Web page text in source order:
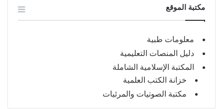
مكتبة الموقع
معلومات طبية
دليل المنصات التعليمية
المكتبة الإسلامية الشاملة
خزانة الكتب العلمية
مكتبة الصوتيات والمرئيات